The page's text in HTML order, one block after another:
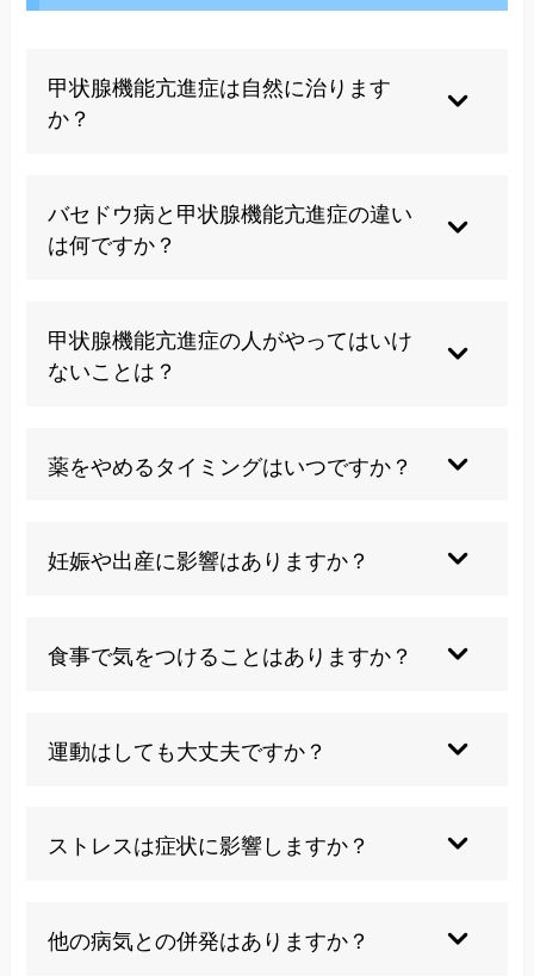
甲状腺機能亢進症は自然に治ります
か？
治癒することもありますが、バセドウ病など多く
の場合は適切な治療が必要です。当院では自然治
癒力を高める施術により、症状の改善をサポート
バセドウ病と甲状腺機能亢進症の違い
は何ですか？
その最も代表的な原因疾患です。バセドウ病以外
にも複数の原因があるため、詳細な検査による原
因特定が重要になります。
甲状腺機能亢進症の人がやってはいけ
ないことは？
機能を更に亢進させるため控える必要がありま
す。激しい運動も避けるべきです。当院では生活
薬をやめるタイミングはいつですか？
通常1〜2年程度の服用が必要で、医師の判断で
徐々に減量していきます。当院の施術と併用する
す。
妊娠や出産に影響はありますか？
性がありますが、適切な治療により安全な妊娠・
出産が可能です。当院では妊娠中の方にも安全な
食事で気をつけることはありますか？
させる可能性があるため、適度な量に控えること
が大切です。栄養バランスも含めた食事指導もお
運動はしても大丈夫ですか？
歩程度から始めて医師と相談しながら調整するこ
とが重要です。当院では適切な運動指導も行って
ストレスは症状に影響しますか？
るため、リラクゼーションや適切な休息を心がけ
ることが大切です。当院の施術はストレス軽減効
他の病気との併発はありますか？